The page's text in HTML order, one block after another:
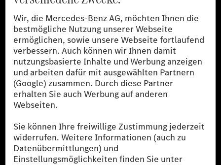
[1]
Die angegebenen Werte wurden nach dem vorgeschriebenen
Messverfahren WLTP (Worldwide harmonised Light-duty
vehicles Test Procedures) ermittelt. Der Kraftstoffverbrauch und
der CO₂-Ausstoß eines Pkw sind nicht nur von der effizienten
Ausnutzung des Kraftstoffs durch den Pkw, sondern auch vom
Fahrstil und anderen nichttechnischen Faktoren abhängig.